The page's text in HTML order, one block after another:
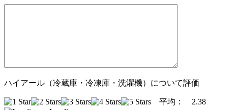
ハイアール（冷蔵庫・冷凍庫・洗濯機）について評価
平均： 2.38